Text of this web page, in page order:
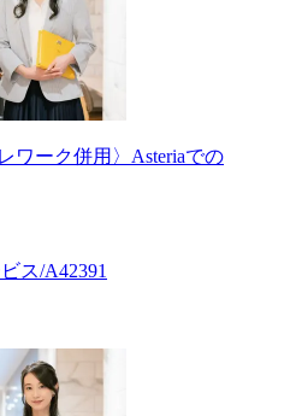
ワーク併用〉Asteriaでの
ス/A42391